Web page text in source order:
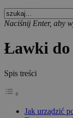
Naciśnij Enter, aby
Ławki do
Spis treści
Jak urządzić